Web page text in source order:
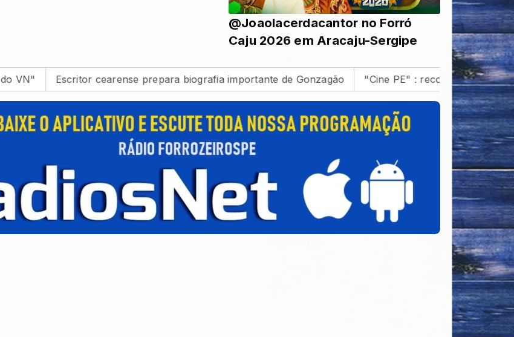
@Joaolacerdacantor no Forró
Caju 2026 em Aracaju-Sergipe
Escritor cearense prepara biografia importante de Gonzagão "Cine PE" : reconhecido como Patrimônio